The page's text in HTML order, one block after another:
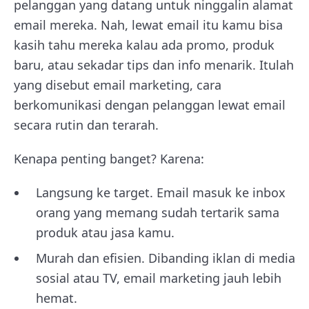
pelanggan yang datang untuk ninggalin alamat
email mereka. Nah, lewat email itu kamu bisa
kasih tahu mereka kalau ada promo, produk
baru, atau sekadar tips dan info menarik. Itulah
yang disebut email marketing, cara
berkomunikasi dengan pelanggan lewat email
secara rutin dan terarah.
Kenapa penting banget? Karena:
Langsung ke target. Email masuk ke inbox
orang yang memang sudah tertarik sama
produk atau jasa kamu.
Murah dan efisien. Dibanding iklan di media
sosial atau TV, email marketing jauh lebih
hemat.